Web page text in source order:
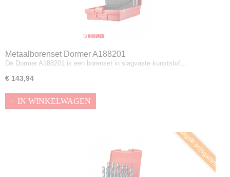
Metaalborenset Dormer A188201
De Dormer A188201 is een borenset in slagvaste kunststof…
€ 143,94
IN WINKELWAGEN
Laagste prijsgarantie